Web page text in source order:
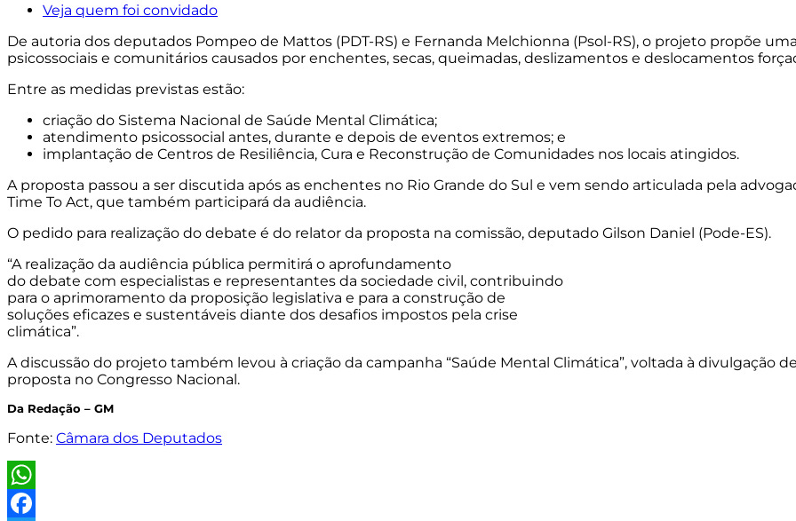
Veja quem foi convidado
De autoria dos deputados Pompeo de Mattos (PDT-RS) e Fernanda Melchionna (Psol-RS), o projeto propõe
psicossociais e comunitários causados por enchentes, secas, queimadas, deslizamentos e deslocamentos
Entre as medidas previstas estão:
criação do Sistema Nacional de Saúde Mental Climática;
atendimento psicossocial antes, durante e depois de eventos extremos; e
implantação de Centros de Resiliência, Cura e Reconstrução de Comunidades nos locais atingidos.
A proposta passou a ser discutida após as enchentes no Rio Grande do Sul e vem sendo articulada pela
Time To Act, que também participará da audiência.
O pedido para realização do debate é do relator da proposta na comissão, deputado Gilson Daniel (Pode-ES).
“A realização da audiência pública permitirá o aprofundamento
do debate com especialistas e representantes da sociedade civil, contribuindo
para o aprimoramento da proposição legislativa e para a construção de
soluções eficazes e sustentáveis diante dos desafios impostos pela crise
climática”.
A discussão do projeto também levou à criação da campanha “Saúde Mental Climática”, voltada à divulgação
proposta no Congresso Nacional.
Da Redação – GM
Fonte: Câmara dos Deputados
WhatsApp